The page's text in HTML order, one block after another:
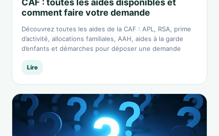
CAF : toutes les aides disponibles et
comment faire votre demande
Découvrez toutes les aides de la CAF : APL, RSA, prime
d’activité, allocations familiales, AAH, aides à la garde
d’enfants et démarches pour déposer une demande
Lire